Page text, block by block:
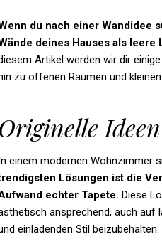
du nach einer Wandidee
deines Hauses als leere
Artikel werden wir dir
hin zu offenen Räumen und
In einem modernen Wohnzimmer
Lösungen ist die
echter Tapete. Diese
ansprechend, auch auf
einladenden Stil beizubehalten.